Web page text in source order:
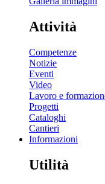
Attività
Competenze
Notizie
Eventi
Video
Lavoro e
Progetti
Cataloghi
Cantieri
Informazioni
Utilità